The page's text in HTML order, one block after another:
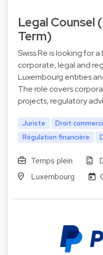
Legal Counsel
Term)
Swiss Re is looking for
corporate, legal and
Luxembourg entities
The role covers
projects, regulatory
Juriste
Droit
Régulation financière
Temps plein
Luxembourg